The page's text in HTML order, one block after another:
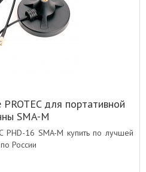
для портативной
SMA-M
PHD-16 SMA-M купить по лучшей
России